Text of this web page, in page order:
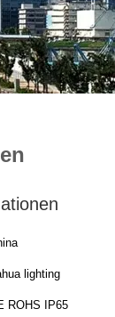
lighting
ROHS IP65